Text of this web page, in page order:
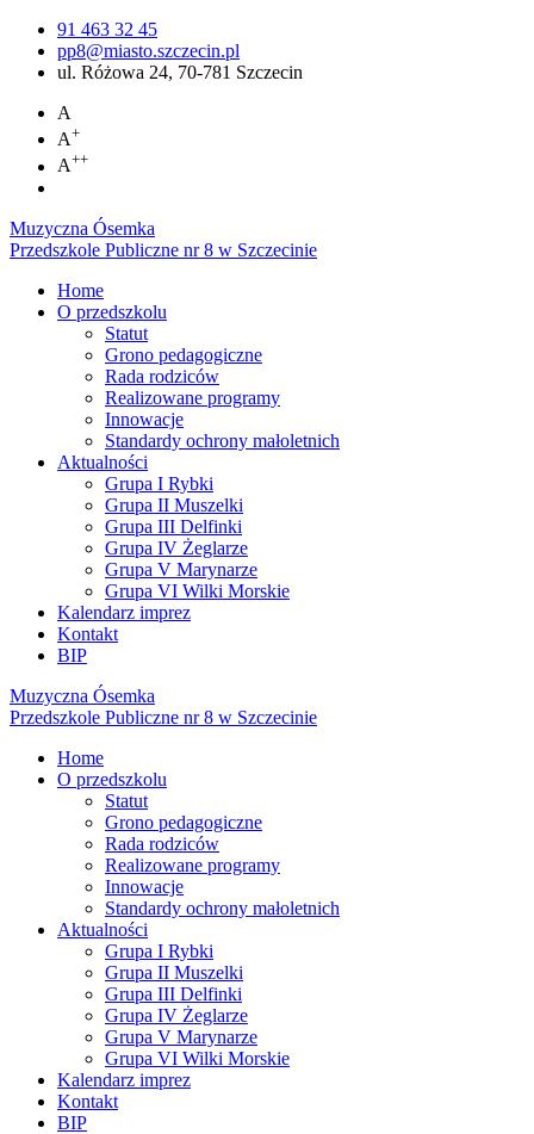
91 463 32 45
pp8@miasto.szczecin.pl
ul. Różowa 24, 70-781 Szczecin
A
A+
A++
Muzyczna Ósemka
Przedszkole Publiczne nr 8 w Szczecinie
Home
O przedszkolu
Statut
Grono pedagogiczne
Rada rodziców
Realizowane programy
Innowacje
Standardy ochrony małoletnich
Aktualności
Grupa I Rybki
Grupa II Muszelki
Grupa III Delfinki
Grupa IV Żeglarze
Grupa V Marynarze
Grupa VI Wilki Morskie
Kalendarz imprez
Kontakt
BIP
Muzyczna Ósemka
Przedszkole Publiczne nr 8 w Szczecinie
Home
O przedszkolu
Statut
Grono pedagogiczne
Rada rodziców
Realizowane programy
Innowacje
Standardy ochrony małoletnich
Aktualności
Grupa I Rybki
Grupa II Muszelki
Grupa III Delfinki
Grupa IV Żeglarze
Grupa V Marynarze
Grupa VI Wilki Morskie
Kalendarz imprez
Kontakt
BIP